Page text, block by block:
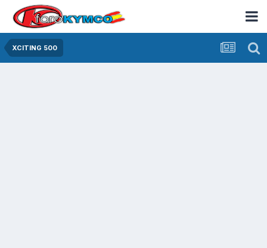
XCITING 500